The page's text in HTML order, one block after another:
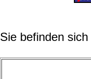
Sie befinden